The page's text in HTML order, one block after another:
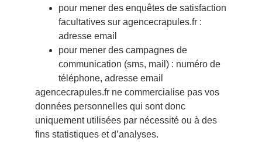
pour mener des enquêtes de satisfaction
facultatives sur agencecrapules.fr :
adresse email
pour mener des campagnes de
communication (sms, mail) : numéro de
téléphone, adresse email
agencecrapules.fr ne commercialise pas vos
données personnelles qui sont donc
uniquement utilisées par nécessité ou à des
fins statistiques et d’analyses.